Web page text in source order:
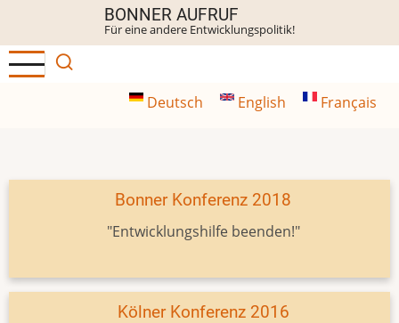
Inhalt
BONNER AUFRUF
Für eine andere Entwicklungspolitik!
Deutsch English Français
Bonner Konferenz 2018
"Entwicklungshilfe beenden!"
Kölner Konferenz 2016